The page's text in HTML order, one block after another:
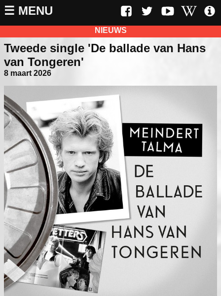
☰ MENU
NIEUWS
Tweede single 'De ballade van Hans
van Tongeren'
8 maart 2026